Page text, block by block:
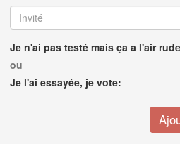
Je n'ai pas testé mais ça a l'air
ou
Je l'ai essayée, je vote: